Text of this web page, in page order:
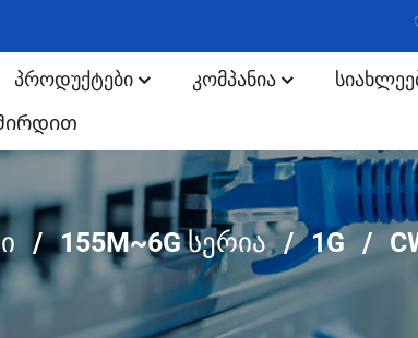
Პროდუქტები Კომპანია
155M~6G ᲡᲔᲠᲘᲐ 1G